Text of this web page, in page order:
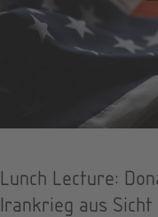
Lunch Lecture:
Irankrieg aus